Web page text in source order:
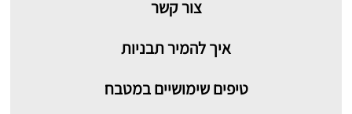
צור קשר
איך להמיר תבניות
טיפים שימושיים במטבח